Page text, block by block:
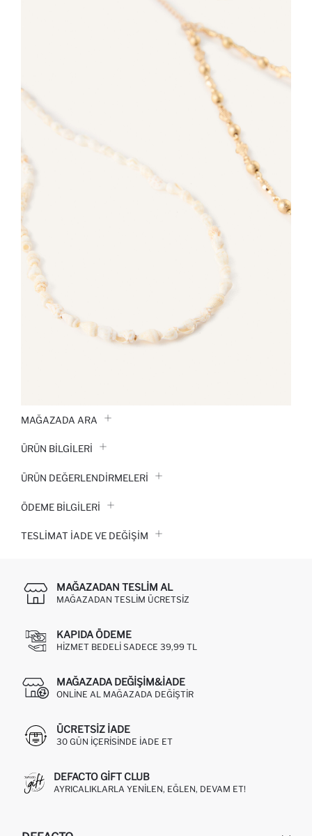
MAĞAZADA ARA
ÜRÜN BILGILERI
ÜRÜN DEĞERLENDİRMELERİ
ÖDEME BİLGİLERİ
TESLIMAT İADE VE DEĞIŞIM
MAĞAZADAN TESLIM AL
MAĞAZADAN TESLIM ÜCRETSIZ
KAPIDA ÖDEME
HIZMET BEDELI SADECE 39,99 TL
MAĞAZADA DEĞIŞIM&İADE
ONLINE AL MAĞAZADA DEĞIŞTIR
ÜCRETSIZ IADE
30 GÜN IÇERISINDE IADE ET
DEFACTO GIFT CLUB
AYRICALIKLARLA YENILEN, EĞLEN, DEVAM ET!